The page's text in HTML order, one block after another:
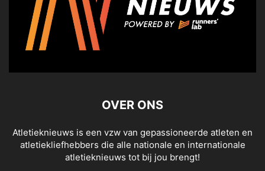
OVER ONS
Atletieknieuws is een vzw van gepassioneerde atleten en
atletiekliefhebbers die alle nationale en internationale
atletieknieuws tot bij jou brengt!